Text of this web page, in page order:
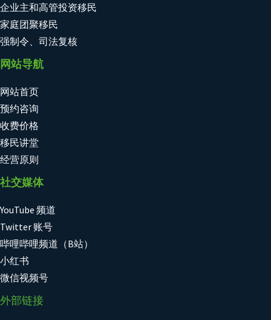
企业主和高管投资移民
家庭团聚移民
强制令、司法复核
网站导航
网站首页
预约咨询
收费价格
移民讲堂
经营原则
社交媒体
YouTube 频道
Twitter 账号
哔哩哔哩频道（B站）
小红书
微信视频号
外部链接